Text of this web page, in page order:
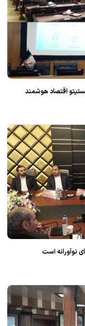
اقتصاد هوشمند
نوآورانه است